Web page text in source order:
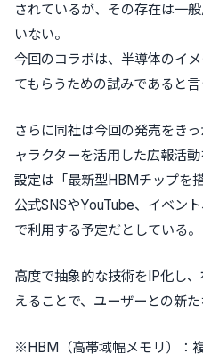
されているが、その存在は一
いない。
今回のコラボは、半導体のイ
てもらうための試みであると言
さらに同社は今回の発売をき
ャラクターを活用した広報活
設定は「最新型HBMチップを
公式SNSやYouTube、イベン
で利用する予定だとしている。
高度で抽象的な技術をIP化し
えることで、ユーザーとの新た
※HBM（高帯域幅メモリ）：